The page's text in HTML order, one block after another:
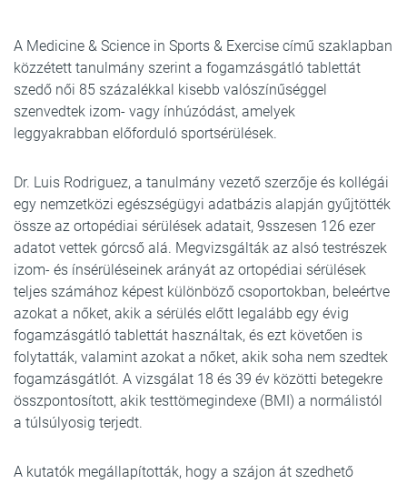
A Medicine & Science in Sports & Exercise című szaklapban
közzétett tanulmány szerint a fogamzásgátló tablettát
szedő női 85 százalékkal kisebb valószínűséggel
szenvedtek izom- vagy ínhúzódást, amelyek
leggyakrabban előforduló sportsérülések.
Dr. Luis Rodriguez, a tanulmány vezető szerzője és kollégái
egy nemzetközi egészségügyi adatbázis alapján gyűjtötték
össze az ortopédiai sérülések adatait, 9sszesen 126 ezer
adatot vettek górcső alá. Megvizsgálták az alsó testrészek
izom- és ínsérüléseinek arányát az ortopédiai sérülések
teljes számához képest különböző csoportokban, beleértve
azokat a nőket, akik a sérülés előtt legalább egy évig
fogamzásgátló tablettát használtak, és ezt követően is
folytatták, valamint azokat a nőket, akik soha nem szedtek
fogamzásgátlót. A vizsgálat 18 és 39 év közötti betegekre
összpontosított, akik testtömegindexe (BMI) a normálistól
a túlsúlyosig terjedt.
A kutatók megállapították, hogy a szájon át szedhető